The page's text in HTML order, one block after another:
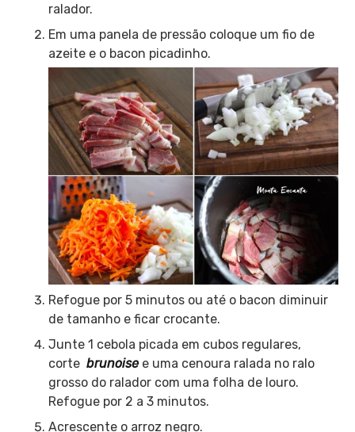
ralador.
Em uma panela de pressão coloque um fio de
azeite e o bacon picadinho.
Refogue por 5 minutos ou até o bacon diminuir
de tamanho e ficar crocante.
Junte 1 cebola picada em cubos regulares,
corte brunoisee uma cenoura ralada no ralo
grosso do ralador com uma folha de louro.
Refogue por 2 a 3 minutos.
Acrescente o arroz negro.